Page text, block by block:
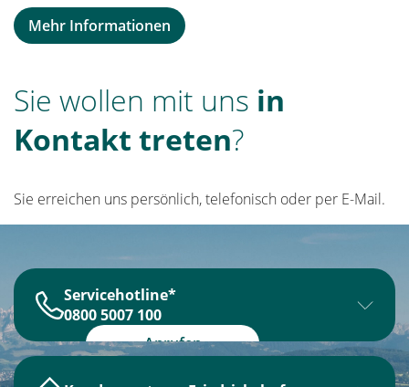
Mehr Informationen
Sie wollen mit uns in
Kontakt treten?
Sie erreichen uns persönlich, telefonisch oder per E-Mail.
Servicehotline*
0800 5007 100
Montag bis Donnerstag
8:00 Uhr – 18:00 Uhr
Anrufen